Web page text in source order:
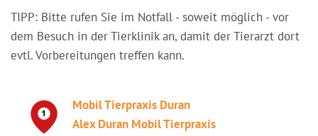
TIPP: Bitte rufen Sie im Notfall - soweit möglich - vor
dem Besuch in der Tierklinik an, damit der Tierarzt dort
evtl. Vorbereitungen treffen kann.
Mobil Tierpraxis Duran
Alex Duran Mobil Tierpraxis